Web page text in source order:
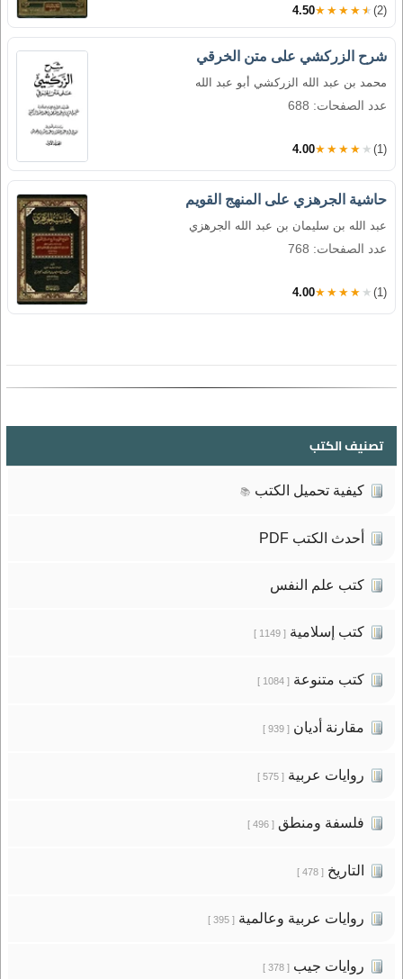
4.50★★★★★ (2)
شرح الزركشي على متن الخرقي
محمد بن عبد الله الزركشي أبو عبد الله
عدد الصفحات: 688
4.00★★★★★ (1)
حاشية الجرهزي على المنهج القويم
عبد الله بن سليمان بن عبد الله الجرهزي
عدد الصفحات: 768
4.00★★★★★ (1)
تصنيف الكتب
كيفية تحميل الكتب 📚
أحدث الكتب PDF
كتب علم النفس
كتب إسلامية[ 1149 ]
كتب متنوعة[ 1084 ]
مقارنة أديان[ 939 ]
روايات عربية[ 575 ]
فلسفة ومنطق[ 496 ]
التاريخ[ 478 ]
روايات عربية وعالمية[ 395 ]
روايات جيب[ 378 ]